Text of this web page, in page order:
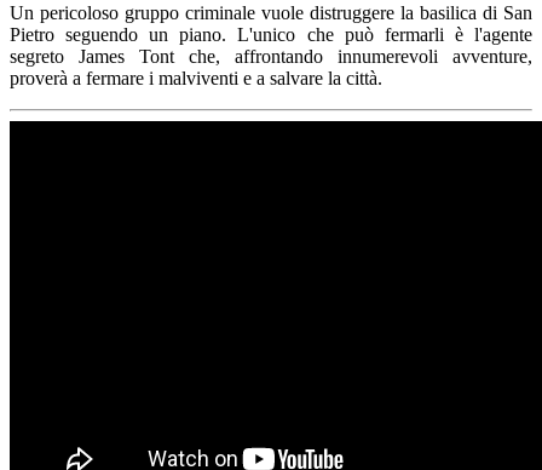
Un pericoloso gruppo criminale vuole distruggere la basilica di San
Pietro seguendo un piano. L'unico che può fermarli è l'agente
segreto James Tont che, affrontando innumerevoli avventure,
proverà a fermare i malviventi e a salvare la città.